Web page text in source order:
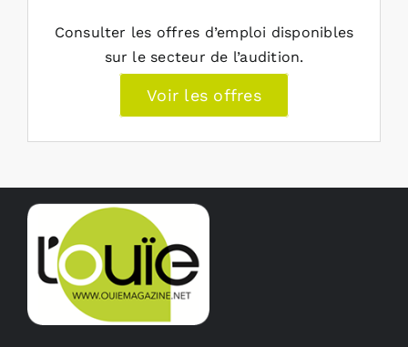
Consulter les offres d’emploi disponibles
sur le secteur de l’audition.
Voir les offres